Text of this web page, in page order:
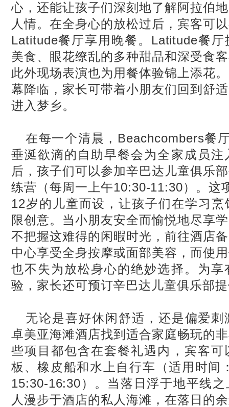
心，还能让孩子们深刻地了解阿拉伯
人情。在全身心的放松过后，宾客可
Latitude餐厅享用晚餐。 Latitude餐厅
美食、眼花缭乱的多种甜品和深受食
此外现场表演也为用餐体验锦上添花
幕降临，家长可带着小朋友们回到舒
进入梦乡。
在每一个清晨， Beachcombers餐
垂涎欲滴的自助早餐会为全家成员
后，孩子们可以参加辛巴达儿童俱乐
练营（每周一上午10:30-11:30）。这
12岁的儿童而设，让孩子们在学习
限创意。当小朋友安全而愉悦地尽享
不把握这难得的闲暇时光，前往酒店
中心享受全身按摩或面部美容，而使
也不失为放松身心的绝妙选择。为
验，家长还可预订辛巴达儿童俱乐部
无论是喜好休闲舒适，还是偏爱
卓美亚海滩酒店找到适合家庭畅玩的
些项目都包含在套餐礼遇内，宾客
板、橡皮船和水上自行车（适用时间
15:30-16:30 ）。当落日浮于地平线
人漫步于酒店的私人海滩，在落日的